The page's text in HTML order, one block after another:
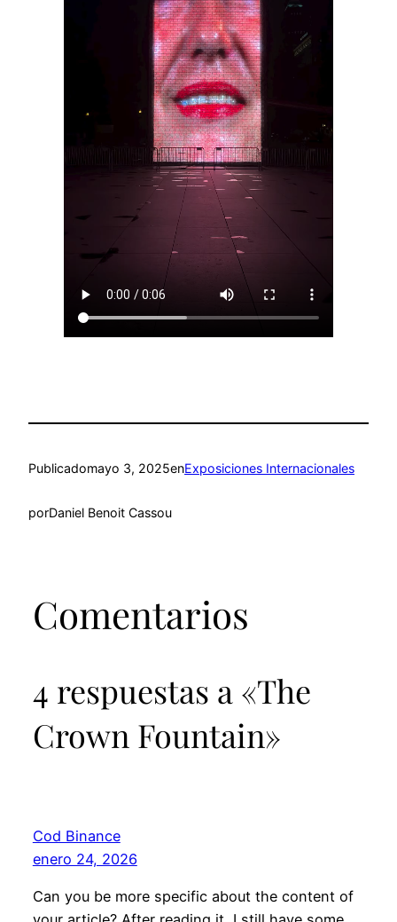
Publicadomayo 3, 2025enExposiciones Internacionales
porDaniel Benoit Cassou
Comentarios
4 respuestas a «The
Crown Fountain»
Cod Binance
enero 24, 2026
Can you be more specific about the content of